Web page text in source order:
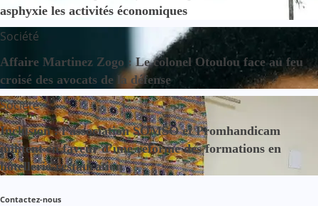
asphyxie les activités économiques
Société
Affaire Martinez Zogo : Le colonel Otoulou face au feu
croisé des avocats de la défense
Société
Inclusion : l’association SOMSO et Promhandicam
militent en faveur d’une réforme des formations en
hôtellerie-restauration
Contactez-nous